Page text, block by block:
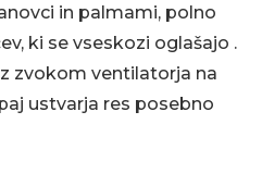
in palmami, polno
ki se vseskozi oglašajo .
zvokom ventilatorja na
ustvarja res posebno